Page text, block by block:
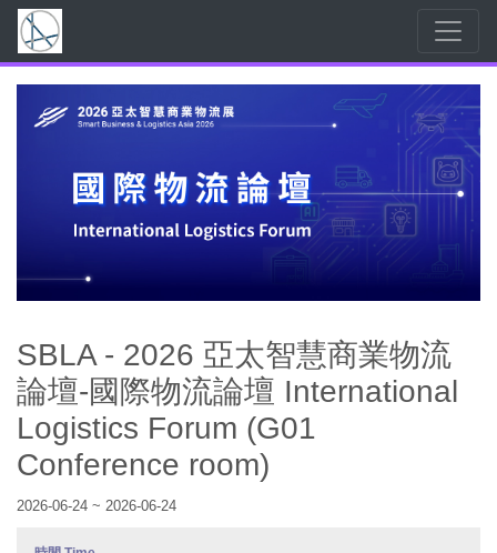
SBLA - 2026 亞太智慧商業物流
論壇-國際物流論壇 International
Logistics Forum (G01
Conference room)
2026-06-24 ~ 2026-06-24